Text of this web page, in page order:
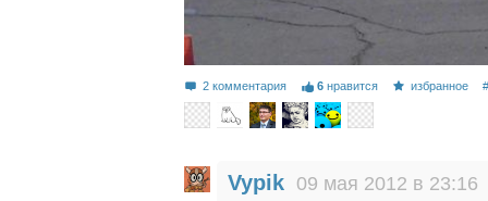
2 комментария 6 нравится избранное
Vypik 09 мая 2012 в 23:16